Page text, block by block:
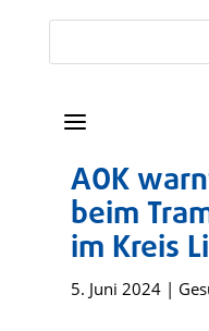
a
AOK
beim
im Kreis
5. Juni 2024|